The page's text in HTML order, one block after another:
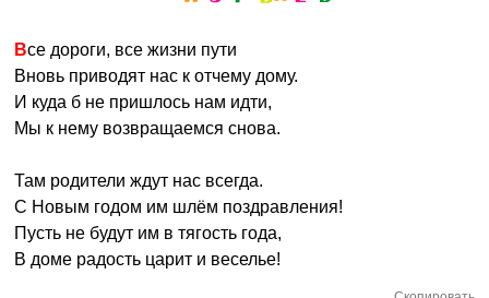
Все дороги, все жизни пути
Вновь приводят нас к отчему дому.
И куда б не пришлось нам идти,
Мы к нему возвращаемся снова.
Там родители ждут нас всегда.
С Новым годом им шлём поздравления!
Пусть не будут им в тягость года,
В доме радость царит и веселье!